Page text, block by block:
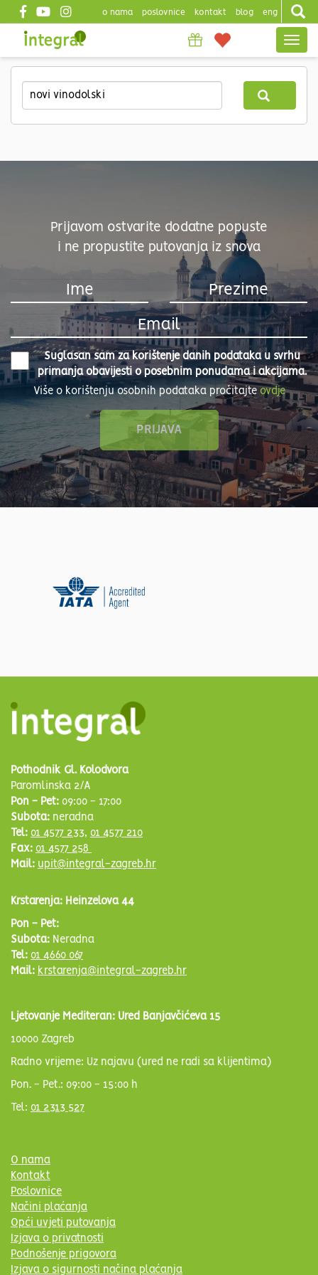
main
content
Top
o nama poslovnice kontakt blog eng
Prijavom ostvarite dodatne popuste
i ne propustite putovanja iz snova
Suglasan sam za korištenje danih podataka u svrhu
primanja obavijesti o posebnim ponudama i akcijama.
Više o korištenju osobnih podataka pročitajteovdje
Pothodnik Gl. Kolodvora
Paromlinska 2/A
Pon - Pet: 09:00 - 17:00
Subota: neradna
Tel: 01 4577 233, 01 4577 210
Fax: 01 4577 258
Mail: upit@integral-zagreb.hr
Krstarenja: Heinzelova 44
Pon - Pet:
Subota: Neradna
Tel: 01 4660 067
Mail: krstarenja@integral-zagreb.hr
Ljetovanje Mediteran: Ured Banjavčićeva 15
10000 Zagreb
Radno vrijeme: Uz najavu (ured ne radi sa klijentima)
Pon. - Pet.: 09:00 - 15:00 h
Tel: 01 2313 527
O nama
Kontakt
Poslovnice
Načini plaćanja
Opći uvjeti putovanja
Izjava o privatnosti
Podnošenje prigovora
Izjava o sigurnosti načina plaćanja